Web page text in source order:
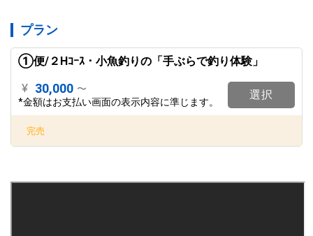
プラン
①便/２Hｺｰｽ・小魚釣りの「手ぶらで釣り体験」
¥ 30,000 〜
*金額はお支払い画面の表示内容に準じます。
選択
完売